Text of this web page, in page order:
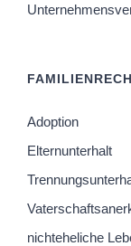
Adoption
Elternunterhalt
nichteheliche